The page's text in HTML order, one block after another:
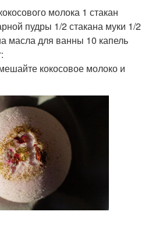
молока 1 стакан
пудры 1/2 стакана муки 1/2
масла для ванны 10 капель
кокосовое молоко и